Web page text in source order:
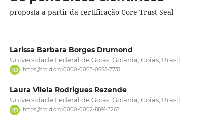
proposta a partir da certificação Core Trust Seal
Larissa Barbara Borges Drumond
Universidade Federal de Goiás, Goiânia, Goiás, Brasil
https://orcid.org/0000-0003-0668-7731
Laura Vilela Rodrigues Rezende
Universidade Federal de Goiás, Goiânia, Goiás, Brasil
https://orcid.org/0000-0002-8891-3263